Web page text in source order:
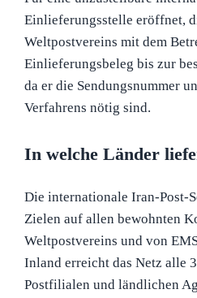
Einlieferungsstelle eröffnet,
Weltpostvereins mit dem
Einlieferungsbeleg bis zur
da er die Sendungsnummer
Verfahrens nötig sind.
In welche Länder
Die internationale Iran-Post-
Zielen auf allen bewohnten
Weltpostvereins und von
Inland erreicht das Netz alle
Postfilialen und ländlichen